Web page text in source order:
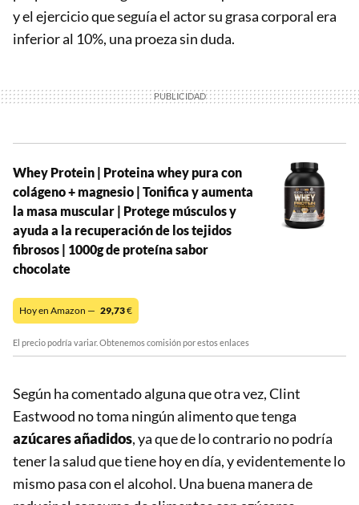
y el ejercicio que seguía el actor su grasa corporal era
inferior al 10%, una proeza sin duda.
Whey Protein | Proteina whey pura con
colágeno + magnesio | Tonifica y aumenta
la masa muscular | Protege músculos y
ayuda a la recuperación de los tejidos
fibrosos | 1000g de proteína sabor
chocolate
Hoy en Amazon — 29,73€
El precio podría variar. Obtenemos comisión por estos enlaces
Según ha comentado alguna que otra vez, Clint
Eastwood no toma ningún alimento que tenga
azúcares añadidos, ya que de lo contrario no podría
tener la salud que tiene hoy en día, y evidentemente lo
mismo pasa con el alcohol. Una buena manera de